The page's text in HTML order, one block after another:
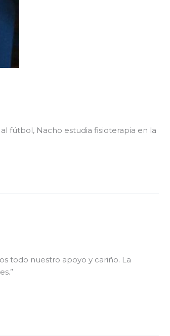
fútbol, Nacho estudia fisioterapia en la
todo nuestro apoyo y cariño. La